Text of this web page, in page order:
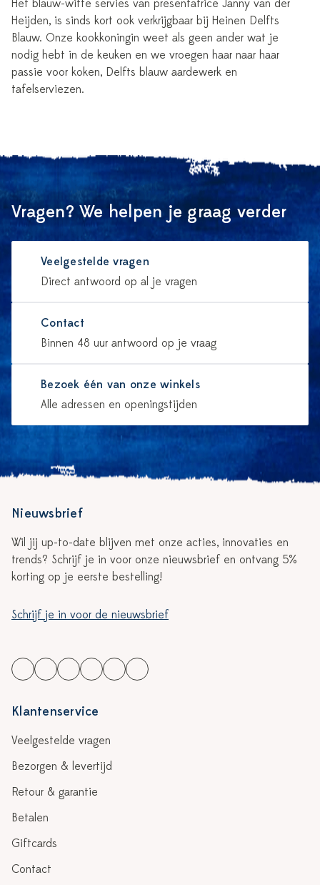
Het blauw-witte servies van presentatrice Janny van der
Heijden, is sinds kort ook verkrijgbaar bij Heinen Delfts
Blauw. Onze kookkoningin weet als geen ander wat je
nodig hebt in de keuken en we vroegen haar naar haar
passie voor koken, Delfts blauw aardewerk en
tafelserviezen.
Vragen? We helpen je graag verder
Veelgestelde vragen
Direct antwoord op al je vragen
Contact
Binnen 48 uur antwoord op je vraag
Bezoek één van onze winkels
Alle adressen en openingstijden
Nieuwsbrief
Wil jij up-to-date blijven met onze acties, innovaties en
trends? Schrijf je in voor onze nieuwsbrief en ontvang 5%
korting op je eerste bestelling!
Schrijf je in voor de nieuwsbrief
Klantenservice
Veelgestelde vragen
Bezorgen & levertijd
Retour & garantie
Betalen
Giftcards
Contact